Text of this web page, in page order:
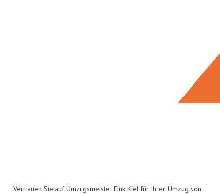
Vertrauen Sie auf Umzugsmeister Fink Kiel für Ihren Umzug von